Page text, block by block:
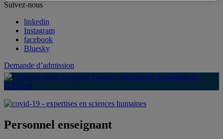
Suivez-nous
linkedin
Instagram
facebook
Bluesky
Demande d’admission
Personnel enseignant